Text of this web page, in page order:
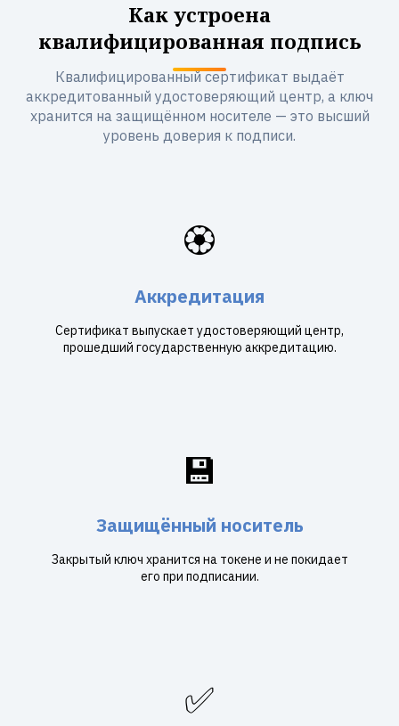
Как устроена
квалифицированная подпись
Квалифицированный сертификат выдаёт
аккредитованный удостоверяющий центр, а ключ
хранится на защищённом носителе — это высший
уровень доверия к подписи.
🏵️
Аккредитация
Сертификат выпускает удостоверяющий центр,
прошедший государственную аккредитацию.
💾
Защищённый носитель
Закрытый ключ хранится на токене и не покидает
его при подписании.
✅